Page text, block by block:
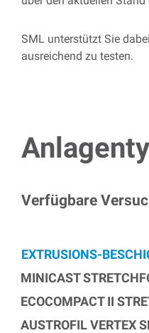
SML unterstützt Sie
ausreichend zu testen.
Verfügbare
EXTRUSIONS-
MINICAST
ECOCOMPACT II
AUSTROFIL VERTEX